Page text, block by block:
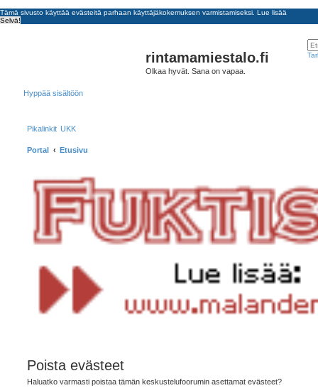
Tämä sivusto käyttää evästeitä parhaan käyttäjäkokemuksen varmistamiseksi. Lue lisää
Selvä!
rintamamiestalo.fi
Olkaa hyvät. Sana on vapaa.
Hyppää sisältöön
Pikalinkit UKK
Portal Etusivu
Poista evästeet
Haluatko varmasti poistaa tämän keskustelufoorumin asettamat evästeet?